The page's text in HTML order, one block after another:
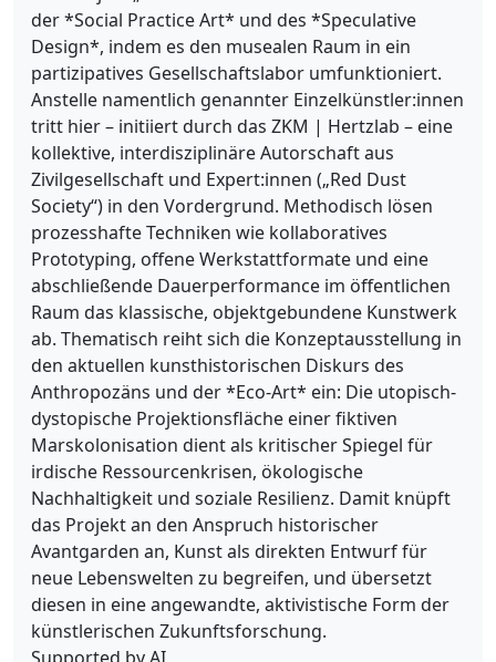
der *Social Practice Art* und des *Speculative
Design*, indem es den musealen Raum in ein
partizipatives Gesellschaftslabor umfunktioniert.
Anstelle namentlich genannter Einzelkünstler:innen
tritt hier – initiiert durch das ZKM | Hertzlab – eine
kollektive, interdisziplinäre Autorschaft aus
Zivilgesellschaft und Expert:innen („Red Dust
Society“) in den Vordergrund. Methodisch lösen
prozesshafte Techniken wie kollaboratives
Prototyping, offene Werkstattformate und eine
abschließende Dauerperformance im öffentlichen
Raum das klassische, objektgebundene Kunstwerk
ab. Thematisch reiht sich die Konzeptausstellung in
den aktuellen kunsthistorischen Diskurs des
Anthropozäns und der *Eco-Art* ein: Die utopisch-
dystopische Projektionsfläche einer fiktiven
Marskolonisation dient als kritischer Spiegel für
irdische Ressourcenkrisen, ökologische
Nachhaltigkeit und soziale Resilienz. Damit knüpft
das Projekt an den Anspruch historischer
Avantgarden an, Kunst als direkten Entwurf für
neue Lebenswelten zu begreifen, und übersetzt
diesen in eine angewandte, aktivistische Form der
künstlerischen Zukunftsforschung.